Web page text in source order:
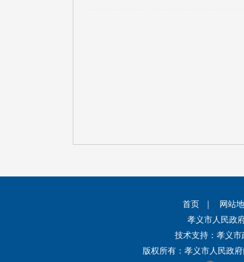
首页 ｜ 网站
孝义市人民政
技术支持：孝义
版权所有：孝义市人民政